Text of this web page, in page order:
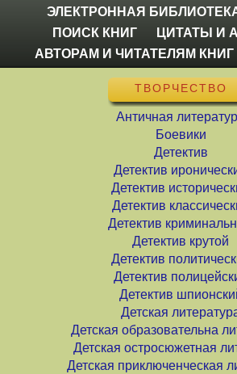
ЭЛЕКТРОННАЯ БИБЛИОТЕКА
ПОИСК КНИГ
ЦИТАТЫ И
АВТОРАМ И ЧИТАТЕЛЯМ КНИГ
ТВОРЧЕСТВО
Античная
Боевики
Детектив
Детектив
Детектив
Детектив
Детектив
Детектив крутой
Детектив
Детектив
Детектив
Детская
Детская образовательна
Детская остросюжетная
Детская приключенческая